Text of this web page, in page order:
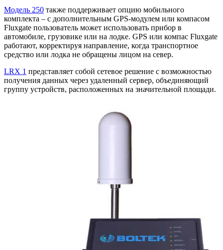
Модель 250 также поддерживает опцию мобильного
комплекта – с дополнительным GPS-модулем или компасом
Fluxgate пользователь может использовать прибор в
автомобиле, грузовике или на лодке. GPS или компас Fluxgate
работают, корректируя направление, когда транспортное
средство или лодка не обращены лицом на север.
LRX 1 представляет собой сетевое решение с возможностью
получения данных через удаленный сервер, объединяющий
группу устройств, расположенных на значительной площади.